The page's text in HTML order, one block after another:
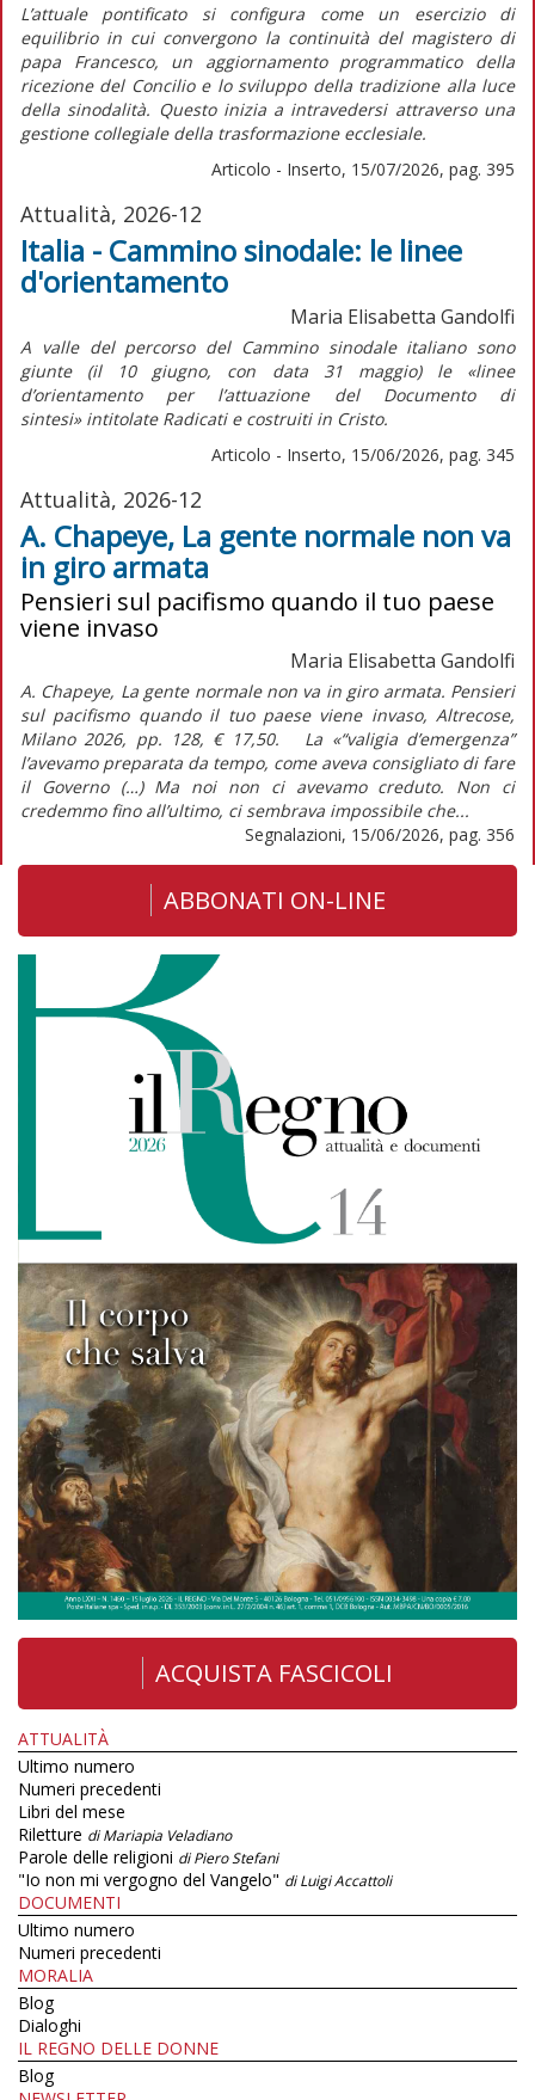
L’attuale pontificato si configura come un esercizio di
equilibrio in cui convergono la continuità del magistero di
papa Francesco, un aggiornamento programmatico della
ricezione del Concilio e lo sviluppo della tradizione alla luce
della sinodalità. Questo inizia a intravedersi attraverso una
gestione collegiale della trasformazione ecclesiale.
Articolo - Inserto, 15/07/2026, pag. 395
Attualità, 2026-12
Italia - Cammino sinodale: le linee
d'orientamento
Maria Elisabetta Gandolfi
A valle del percorso del Cammino sinodale italiano sono
giunte (il 10 giugno, con data 31 maggio) le «linee
d’orientamento per l’attuazione del Documento di
sintesi»intitolate Radicati e costruiti in Cristo.
Articolo - Inserto, 15/06/2026, pag. 345
Attualità, 2026-12
A. Chapeye, La gente normale non va
in giro armata
Pensieri sul pacifismo quando il tuo paese
viene invaso
Maria Elisabetta Gandolfi
A. Chapeye, La gente normale non va in giro armata. Pensieri
sul pacifismo quando il tuo paese viene invaso, Altrecose,
Milano 2026, pp. 128, € 17,50. La «“valigia d’emergenza”
l’avevamo preparata da tempo, come aveva consigliato di fare
il Governo (…) Ma noi non ci avevamo creduto. Non ci
credemmo fino all’ultimo, ci sembrava impossibile che...
Segnalazioni, 15/06/2026, pag. 356
ABBONATI ON-LINE
ACQUISTA FASCICOLI
ATTUALITÀ
Ultimo numero
Numeri precedenti
Libri del mese
Riletture di Mariapia Veladiano
Parole delle religioni di Piero Stefani
"Io non mi vergogno del Vangelo" di Luigi Accattoli
DOCUMENTI
Ultimo numero
Numeri precedenti
MORALIA
Blog
Dialoghi
IL REGNO DELLE DONNE
Blog